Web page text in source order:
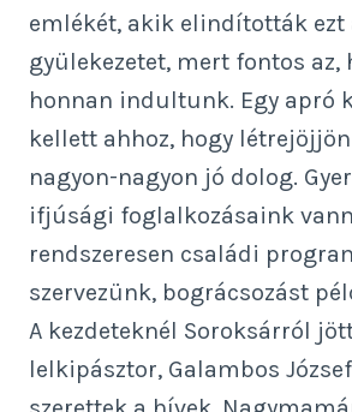
emlékét, akik elindították ezt
gyülekezetet, mert fontos
honnan indultunk. Egy apró
kellett ahhoz, hogy
nagyon-nagyon jó dolog.
ifjúsági foglalkozásaink
rendszeresen családi
szervezünk, bográcsozást
A kezdeteknél Soroksárról
lelkipásztor, Galambos